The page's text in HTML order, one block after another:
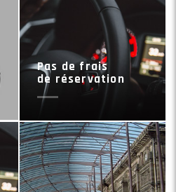
Pas de frais
de réservation